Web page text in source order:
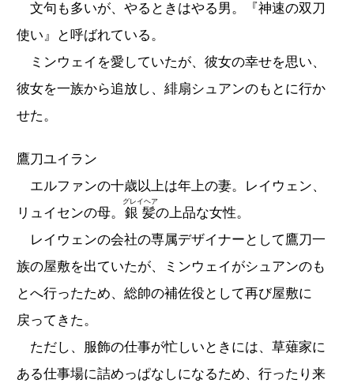
文句も多いが、やるときはやる男。『神速の双刀
使い』と呼ばれている。
ミンウェイを愛していたが、彼女の幸せを思い、
彼女を一族から追放し、緋扇シュアンのもとに行か
せた。
鷹刀ユイラン
エルファンの十歳以上は年上の妻。レイウェン、
リュイセンの母。 銀髪
グレイヘア
の上品な女性。
レイウェンの会社の専属デザイナーとして鷹刀一
族の屋敷を出ていたが、ミンウェイがシュアンのも
とへ行ったため、総帥の補佐役として再び屋敷に
戻ってきた。
ただし、服飾の仕事が忙しいときには、草薙家に
ある仕事場に詰めっぱなしになるため、行ったり来